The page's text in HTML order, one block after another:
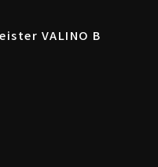
VALINO B